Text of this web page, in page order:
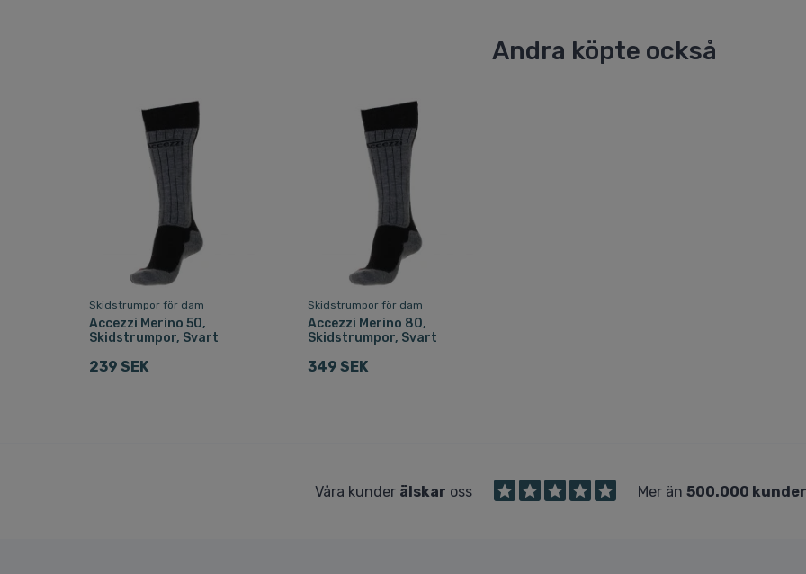
Andra köpte också
Skidstrumpor för dam
Accezzi Merino 50,
Skidstrumpor, Svart
239 SEK
Skidstrumpor för dam
Accezzi Merino 80,
Skidstrumpor, Svart
349 SEK
Våra kunder älskar oss Mer än 500.000 kunder